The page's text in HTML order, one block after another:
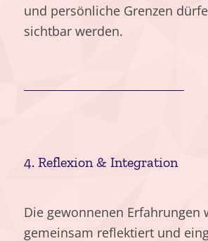
und persönliche Grenzen
sichtbar werden.
4. Reflexion &Integration
Die gewonnenen Erfahrungen
gemeinsam reflektiert und